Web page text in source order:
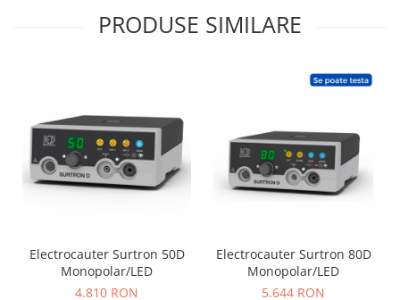
PRODUSE SIMILARE
Electrocauter Surtron 50D
Monopolar/LED
4.810 RON
Electrocauter Surtron 80D
Monopolar/LED
5.644 RON